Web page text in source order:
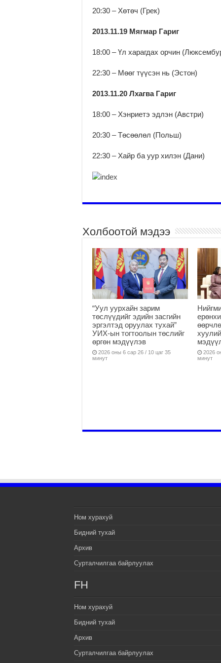
20:30 – Хөтөч (Грек)
2013.11.19 Мягмар Гариг
18:00 – Үл харагдах орчин
22:30 – Мөөг түүсэн нь (Эстон)
2013.11.20 Лхагва Гариг
18:00 – Хэнриетэ эдлэн (Австри)
20:30 – Төсөөлөл (Польш)
22:30 – Хайр ба уур хилэн (Дани)
Холбоотой мэдээ
“Уул уурхайн зарим
төслүүдийг эдийн засгийн
эргэлтэд оруулах тухай”
УИХ-ын тогтоолын төслийг
өргөн мэдүүлэв
2026 оны 6 сар 26 / 10 цаг 35
минут
2026
минут
Ном хурахуй
Бидний тухай
Архив
Сурталчилгаа байрлуулах
FH
Ном хурахуй
Бидний тухай
Архив
Сурталчилгаа байрлуулах